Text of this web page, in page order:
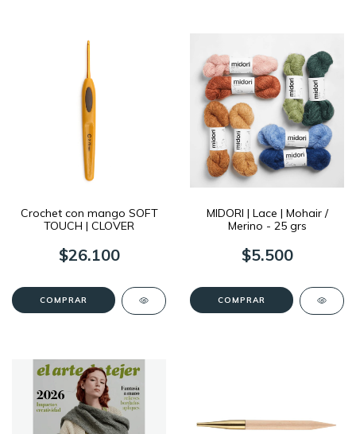
Crochet con mango SOFT
TOUCH | CLOVER
$26.100
COMPRAR
MIDORI | Lace | Mohair /
Merino - 25 grs
$5.500
COMPRAR